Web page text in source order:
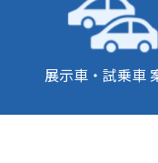
展示車・試乗車